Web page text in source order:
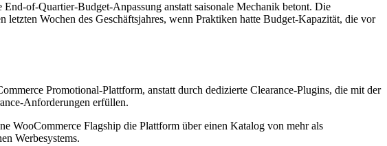
of-Quartier-Budget-Anpassung anstatt saisonale Mechanik betont. Die
Wochen des Geschäftsjahres, wenn Praktiken hatte Budget-Kapazität, die vor
Promotional-Plattform, anstatt durch dedizierte Clearance-Plugins, die mit der
Anforderungen erfüllen.
Flagship die Plattform über einen Katalog von mehr als
Werbesystems.